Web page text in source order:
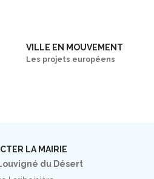
VILLE EN MOUVEMENT
Les projets européens
LA MAIRIE
du Désert